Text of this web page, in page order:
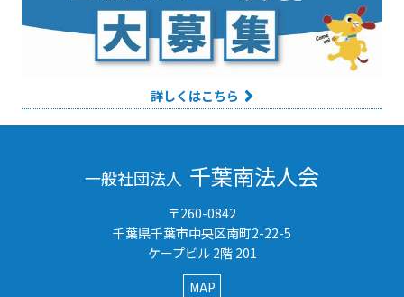
詳しくはこちら
一般社団法人 千葉南法人会
〒260-0842
千葉県千葉市中央区南町2-22-5
ケープビル 2階 201
MAP